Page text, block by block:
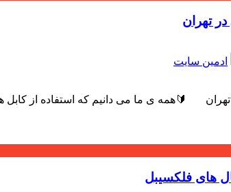
تهران
ادمین سایت
تهران 🔰همه ی ما می دانیم که استفاده از
های فلکسیبل